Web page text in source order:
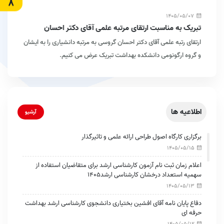
1405/05/07
تبریک به مناسبت ارتقای مرتبه علمی آقای دکتر احسان
گروسی
ارتقای رتبه علمی آقای دکتر احسان گروسی به مرتبه دانشیاری را به ایشان
و گروه ارگونومی دانشکده بهداشت تبریک عرض می کنیم.
اطلاعیه ها آرشیو
برگزاری کارگاه اصول طراحی ارائه علمی و تاثیرگذار
1405/05/15
اعلام زمان ثبت نام آزمون کارشناسی ارشد برای متقاضیان استفاده از
سهمیه استعداد درخشان کارشناسی ارشد1405
1405/05/13
دفاع پایان نامه آقای افشین بختیاری دانشجوی کارشناسی ارشد بهداشت
حرفه ای